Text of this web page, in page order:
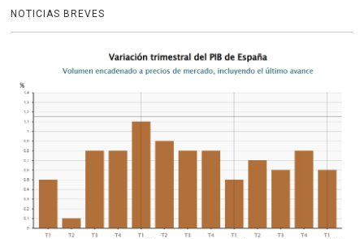
NOTICIAS BREVES